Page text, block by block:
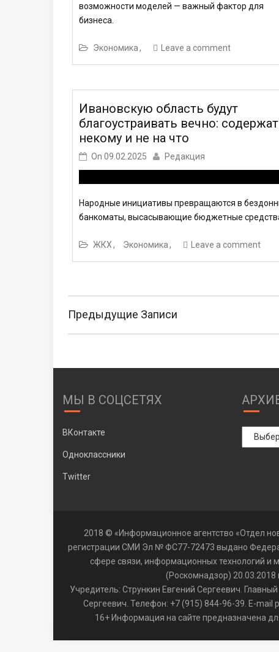
возможности моделей — важный фактор для
бизнеса.
Экономика Leave a comment
Ивановскую область будут
благоустраивать вечно:
некому и не на что
On 09.02.2025 Редакция
Народные инициативы превращаются в
банкоматы, высасывающие бюджетные
ЖКХ Экономика Leave a comment
Навигация
по
записям
Предыдущие Записи
МЫ В СОЦСЕТЯХ
ВКонтакте
Одноклассники
Twitter
Архивы
2018 © «Информационное агентство «Отдел
регистрации СМИ Эл № ФС77-72473 выдано
сфере связи, информационных технологий и
(Роскомнадзор) 20.03.2018
Учредитель: Стрункин Евгений Сергеевич.
Сергеевич. Телефон: +7 (915) 844-96-39. E-mail
16+ Информация на сайте предназначена